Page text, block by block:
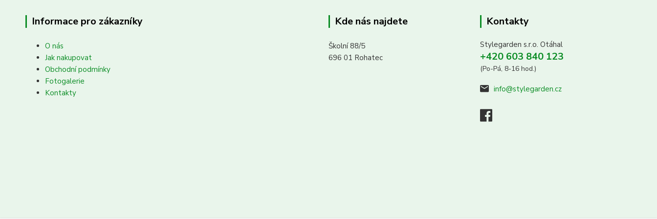
Informace pro zákazníky
O nás
Jak nakupovat
Obchodní podmínky
Fotogalerie
Kontakty
Kde nás najdete
Školní 88/5
696 01 Rohatec
Kontakty
Stylegarden s.r.o. Otáhal
+420 603 840 123
(Po-Pá, 8-16 hod.)
info@stylegarden.cz